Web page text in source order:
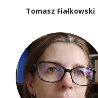
Tomasz Fiałkowski